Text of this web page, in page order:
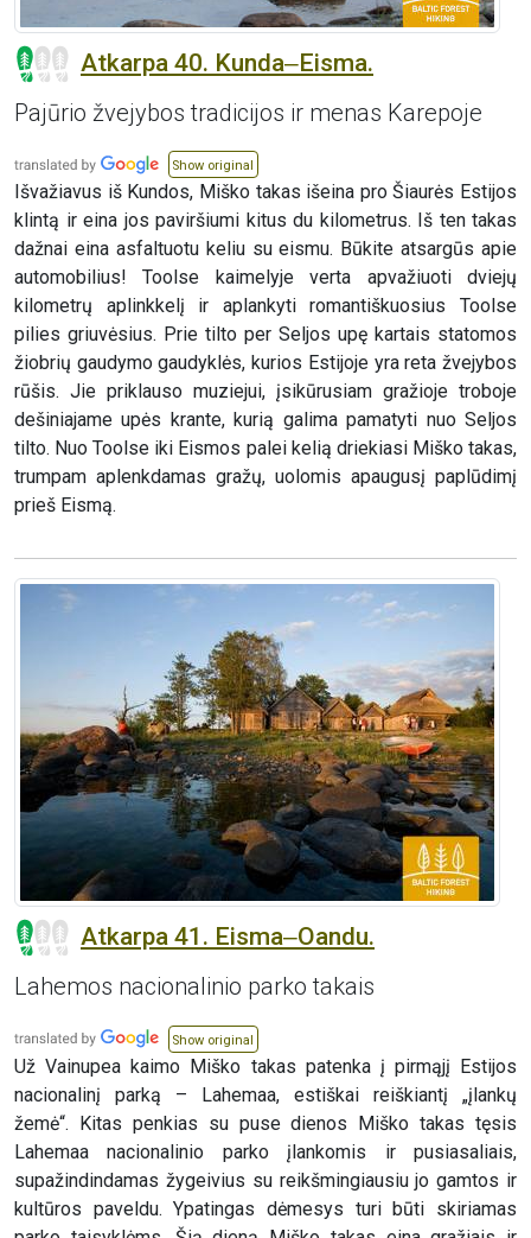
Atkarpa 40. Kunda‒Eisma.
Pajūrio žvejybos tradicijos ir menas Karepoje
Show original
Išvažiavus iš Kundos, Miško takas išeina pro Šiaurės Estijos
klintą ir eina jos paviršiumi kitus du kilometrus. Iš ten takas
dažnai eina asfaltuotu keliu su eismu. Būkite atsargūs apie
automobilius! Toolse kaimelyje verta apvažiuoti dviejų
kilometrų aplinkkelį ir aplankyti romantiškuosius Toolse
pilies griuvėsius. Prie tilto per Seljos upę kartais statomos
žiobrių gaudymo gaudyklės, kurios Estijoje yra reta žvejybos
rūšis. Jie priklauso muziejui, įsikūrusiam gražioje troboje
dešiniajame upės krante, kurią galima pamatyti nuo Seljos
tilto. Nuo Toolse iki Eismos palei kelią driekiasi Miško takas,
trumpam aplenkdamas gražų, uolomis apaugusį paplūdimį
prieš Eismą.
Atkarpa 41. Eisma‒Oandu.
Lahemos nacionalinio parko takais
Show original
Už Vainupea kaimo Miško takas patenka į pirmąjį Estijos
nacionalinį parką – Lahemaa, estiškai reiškiantį „įlankų
žemė“. Kitas penkias su puse dienos Miško takas tęsis
Lahemaa nacionalinio parko įlankomis ir pusiasaliais,
supažindindamas žygeivius su reikšmingiausiu jo gamtos ir
kultūros paveldu. Ypatingas dėmesys turi būti skiriamas